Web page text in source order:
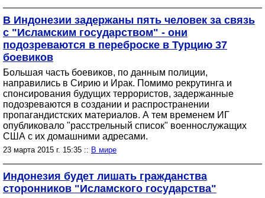
В Индонезии задержаны пять человек за связь
с "Исламским государством" - они
подозреваются в переброске в Турцию 37
боевиков
Большая часть боевиков, по данным полиции,
направились в Сирию и Ирак. Помимо рекрутинга и
спонсирования будущих террористов, задержанные
подозреваются в создании и распространении
пропагандистских материалов. А тем временем ИГ
опубликовало "расстрельный список" военнослужащих
США с их домашними адресами.
23 марта 2015 г. 15:35 :: В мире
Индонезия будет лишать гражданства
сторонников "Исламского государства"